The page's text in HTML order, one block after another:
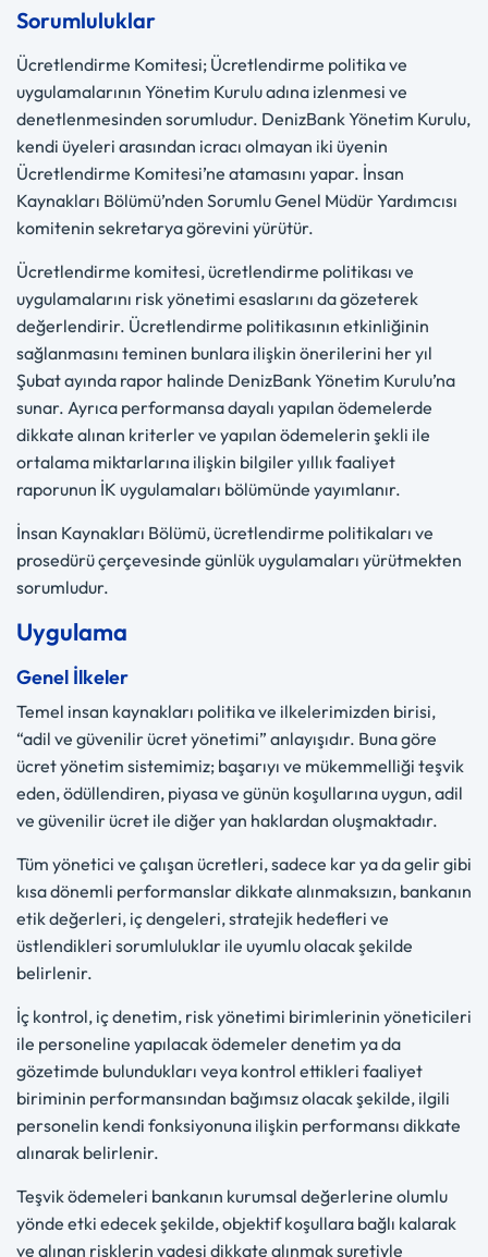
Sorumluluklar
Ücretlendirme Komitesi; Ücretlendirme politika ve
uygulamalarının Yönetim Kurulu adına izlenmesi ve
denetlenmesinden sorumludur. DenizBank Yönetim Kurulu,
kendi üyeleri arasından icracı olmayan iki üyenin
Ücretlendirme Komitesi’ne atamasını yapar. İnsan
Kaynakları Bölümü’nden Sorumlu Genel Müdür Yardımcısı
komitenin sekretarya görevini yürütür.
Ücretlendirme komitesi, ücretlendirme politikası ve
uygulamalarını risk yönetimi esaslarını da gözeterek
değerlendirir. Ücretlendirme politikasının etkinliğinin
sağlanmasını teminen bunlara ilişkin önerilerini her yıl
Şubat ayında rapor halinde DenizBank Yönetim Kurulu’na
sunar. Ayrıca performansa dayalı yapılan ödemelerde
dikkate alınan kriterler ve yapılan ödemelerin şekli ile
ortalama miktarlarına ilişkin bilgiler yıllık faaliyet
raporunun İK uygulamaları bölümünde yayımlanır.
İnsan Kaynakları Bölümü, ücretlendirme politikaları ve
prosedürü çerçevesinde günlük uygulamaları yürütmekten
sorumludur.
Uygulama
Genel İlkeler
Temel insan kaynakları politika ve ilkelerimizden birisi,
“adil ve güvenilir ücret yönetimi” anlayışıdır. Buna göre
ücret yönetim sistemimiz; başarıyı ve mükemmelliği teşvik
eden, ödüllendiren, piyasa ve günün koşullarına uygun, adil
ve güvenilir ücret ile diğer yan haklardan oluşmaktadır.
Tüm yönetici ve çalışan ücretleri, sadece kar ya da gelir gibi
kısa dönemli performanslar dikkate alınmaksızın, bankanın
etik değerleri, iç dengeleri, stratejik hedefleri ve
üstlendikleri sorumluluklar ile uyumlu olacak şekilde
belirlenir.
İç kontrol, iç denetim, risk yönetimi birimlerinin yöneticileri
ile personeline yapılacak ödemeler denetim ya da
gözetimde bulundukları veya kontrol ettikleri faaliyet
biriminin performansından bağımsız olacak şekilde, ilgili
personelin kendi fonksiyonuna ilişkin performansı dikkate
alınarak belirlenir.
Teşvik ödemeleri bankanın kurumsal değerlerine olumlu
yönde etki edecek şekilde, objektif koşullara bağlı kalarak
ve alınan risklerin vadesi dikkate alınmak suretiyle